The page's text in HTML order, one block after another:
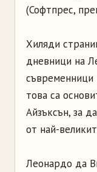
(Софтпрес,
Хиляди
дневници на
това са
Айзъксън, за
от най-
Леонардо да